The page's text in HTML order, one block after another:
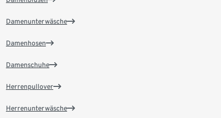
Damenunterwäsche
Damenhosen
Damenschuhe
Herrenpullover
Herrenunterwäsche